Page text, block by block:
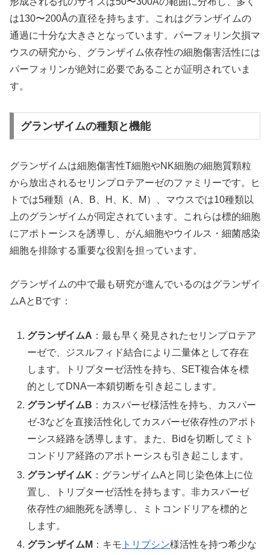
は130〜200Åの直径を持ちます。これはグランザイムの
通過に十分な大きさとなっています。パーフォリン欠損マ
ウスの研究から、グランザイム依存性の細胞傷害活性には
パーフォリンが絶対に必要であることが証明されていま
す。
グランザイムの種類と機能
グランザイムは細胞傷害性T細胞やNK細胞の細胞質顆粒
から放出されるセリンプロテアーゼのファミリーです。ヒ
トでは5種類（A、B、H、K、M）、マウスでは10種類以
上のグランザイムが同定されています。これらは標的細胞
にアポトーシスを誘導し、がん細胞やウイルス・細菌感染
細胞を排除する重要な役割を担っています。
グランザイムの中で最も研究が進んでいるのはグランザイ
ムAとBです：
グランザイムA ：最も早く発見されたセリンプロテア
ーゼで、ジスルフィド結合により二量体として存在
します。トリプターゼ活性を持ち、SET複合体を標
的としてDNA一本鎖切断を引き起こします。
グランザイムB ：カスパーゼ様活性を持ち、カスパー
ゼ-3などを直接活性化してカスパーゼ依存性のアポト
ーシス経路を誘導します。また、Bidを切断してミト
コンドリア経路のアポトーシスも引き起こします。
グランザイムK ：グランザイムAと同じ染色体上に位
置し、トリプターゼ活性を持ちます。非カスパーゼ
依存性の細胞死を誘導し、ミトコンドリアを標的と
します。
グランザイムM ：キモ トリプシン様活性を持つ希少な